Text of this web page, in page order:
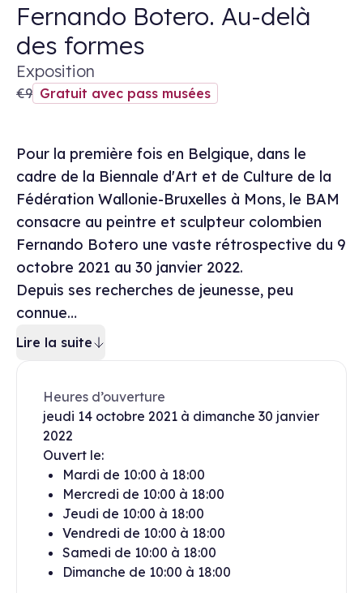
Fernando Botero. Au-delà
des formes
Exposition
€9 Gratuit avec pass musées
Pour la première fois en Belgique, dans le
cadre de la Biennale d'Art et de Culture de la
Fédération Wallonie-Bruxelles à Mons, le BAM
consacre au peintre et sculpteur colombien
Fernando Botero une vaste rétrospective du 9
octobre 2021 au 30 janvier 2022.
Depuis ses recherches de jeunesse, peu
connue…
Lire la suite
Heures d’ouverture
jeudi 14 octobre 2021 à dimanche 30 janvier
2022
Ouvert le:
Mardi de 10:00 à 18:00
Mercredi de 10:00 à 18:00
Jeudi de 10:00 à 18:00
Vendredi de 10:00 à 18:00
Samedi de 10:00 à 18:00
Dimanche de 10:00 à 18:00